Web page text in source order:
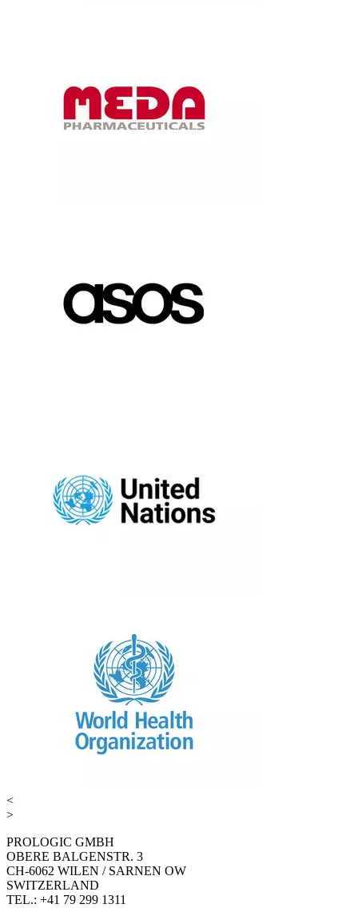
<
>
PROLOGIC GMBH
OBERE BALGENSTR. 3
CH-6062 WILEN / SARNEN OW
SWITZERLAND
TEL.: +41 79 299 1311